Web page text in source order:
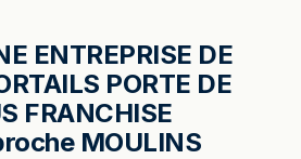
ENTREPRISE DE
PORTE DE
FRANCHISE
MOULINS